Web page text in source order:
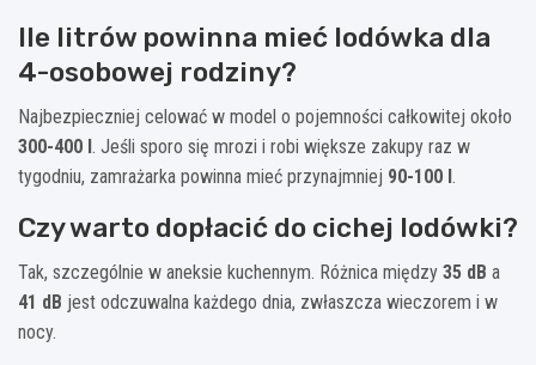
Ile litrów powinna mieć lodówka dla
4-osobowej rodziny?
Najbezpieczniej celować w model o pojemności całkowitej około
300-400 l . Jeśli sporo się mrozi i robi większe zakupy raz w
tygodniu, zamrażarka powinna mieć przynajmniej 90-100 l .
Czy warto dopłacić do cichej lodówki?
Tak, szczególnie w aneksie kuchennym. Różnica między 35 dB a
41 dB jest odczuwalna każdego dnia, zwłaszcza wieczorem i w
nocy.